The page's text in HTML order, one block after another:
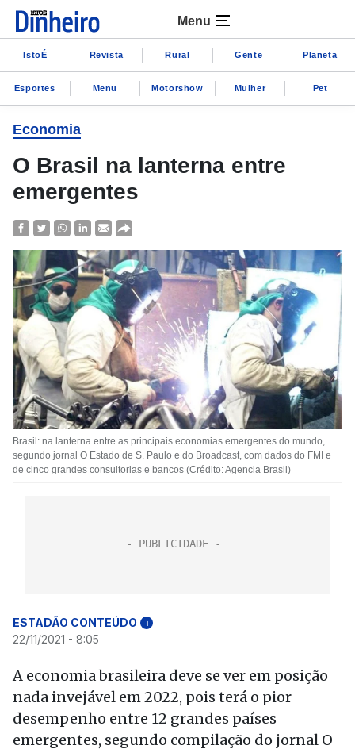
Menu
IstoÉ Revista Rural Gente Planeta
Esportes Menu Motorshow Mulher Pet
Economia
O Brasil na lanterna entre
emergentes
Brasil: na lanterna entre as principais economias emergentes do mundo,
segundo jornal O Estado de S. Paulo e do Broadcast, com dados do FMI e
de cinco grandes consultorias e bancos (Crédito: Agencia Brasil)
ESTADÃO CONTEÚDO i
22/11/2021 - 8:05
A economia brasileira deve se ver em posição
nada invejável em 2022, pois terá o pior
desempenho entre 12 grandes países
emergentes, segundo compilação do jornal O